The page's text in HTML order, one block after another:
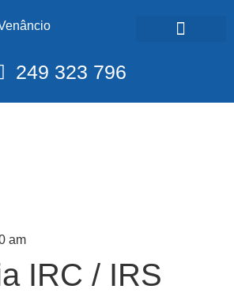
249 323 796
am
IRC / IRS